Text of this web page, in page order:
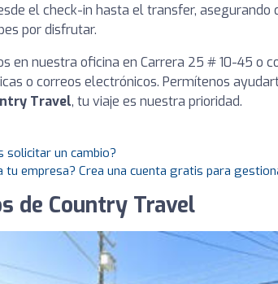
el check-in hasta el transfer,
por disfrutar.
en nuestra oficina en Carrera 25 # 10-45 o
o correos electrónicos. Permítenos
Travel, tu viaje es nuestra prioridad.
solicitar un cambio?
tu empresa? Crea una cuenta gratis para
de Country Travel